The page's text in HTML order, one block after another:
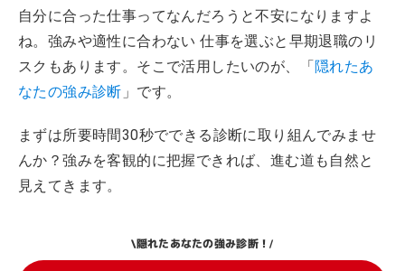
自分に合った仕事ってなんだろうと不安になりますよ
ね。強みや適性に合わない 仕事を選ぶと早期退職のリ
スクもあります。そこで活用したいのが、「隠れたあ
なたの強み診断 」です。
まずは所要時間30秒でできる診断に取り組んでみませ
んか？強みを客観的に把握できれば、進む道も自然と
見えてきます。
\隠れたあなたの強み診断！/